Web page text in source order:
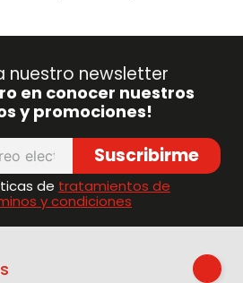
nuestro newsletter
en conocer nuestros
y promociones!
Suscribirme
de tratamientos de
y condiciones